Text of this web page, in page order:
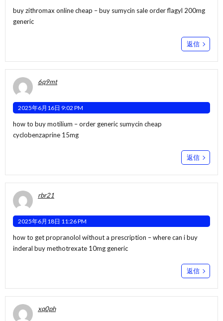
buy zithromax online cheap –buy sumycin saleorder flagyl 200mg
generic
返信
6q9mt
2025年6月16日 9:02 PM
how to buy motilium –order generic sumycin cheap
cyclobenzaprine 15mg
返信
rbr21
2025年6月18日 11:26 PM
how to get propranolol without a prescription –where can i buy
inderal buy methotrexate 10mg generic
返信
xq0ph